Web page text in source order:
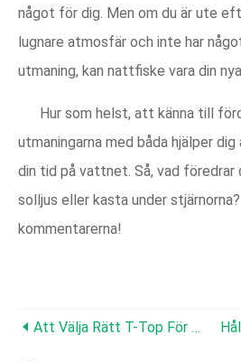
något för dig. Men om du är ute
lugnare atmosfär och inte har
utmaning, kan nattfiske vara din
Hur som helst, att känna till
utmaningarna med båda hjälper
din tid på vattnet. Så, vad föredrar
solljus eller kasta under
kommentarerna!
Att Välja Rätt T-Top För Din Center Console Båt | Fishmaster